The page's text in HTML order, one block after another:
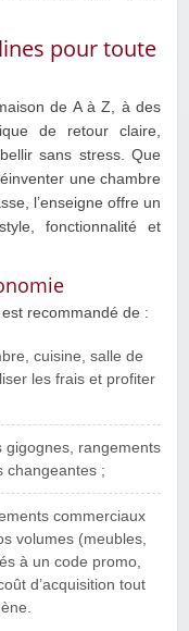
pour toute
de A à Z, à des
de retour claire,
sans stress. Que
une chambre
l’enseigne offre un
fonctionnalité et
recommandé de :
cuisine, salle de
les frais et profiter
gigognes, rangements
changeantes ;
commerciaux
volumes (meubles,
à un code promo,
d’acquisition tout